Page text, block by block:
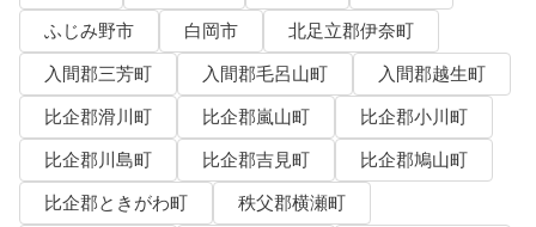
ふじみ野市
白岡市
北足立郡伊奈町
入間郡三芳町
入間郡毛呂山町
入間郡越生町
比企郡滑川町
比企郡嵐山町
比企郡小川町
比企郡川島町
比企郡吉見町
比企郡鳩山町
比企郡ときがわ町
秩父郡横瀬町